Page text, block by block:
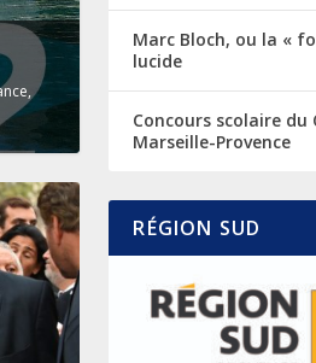
,
Marc Bloch, ou la «
lucide
Concours scolaire du
Marseille-Provence
RÉGION SUD